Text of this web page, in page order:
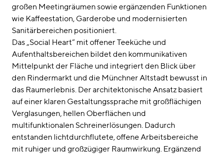
großen Meetingräumen sowie ergänzenden Funktionen
wie Kaffeestation, Garderobe und modernisierten
Sanitärbereichen positioniert.
Das „Social Heart“ mit offener Teeküche und
Aufenthaltsbereichen bildet den kommunikativen
Mittelpunkt der Fläche und integriert den Blick über
den Rindermarkt und die Münchner Altstadt bewusst in
das Raumerlebnis. Der architektonische Ansatz basiert
auf einer klaren Gestaltungssprache mit großflächigen
Verglasungen, hellen Oberflächen und
multifunktionalen Schreinerlösungen. Dadurch
entstanden lichtdurchflutete, offene Arbeitsbereiche
mit ruhiger und großzügiger Raumwirkung. Ergänzend